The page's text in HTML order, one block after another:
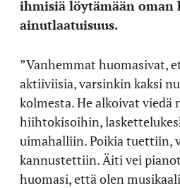
ihmisiä löytämään oman
ainutlaatuisuus.
”Vanhemmat huomasivat,
aktiiviisia, varsinkin kaksi
kolmesta. He alkoivat
hiihtokisoihin,
uimahalliin. Poikia tuettiin,
kannustettiin. Äiti vei
huomasi, että olen